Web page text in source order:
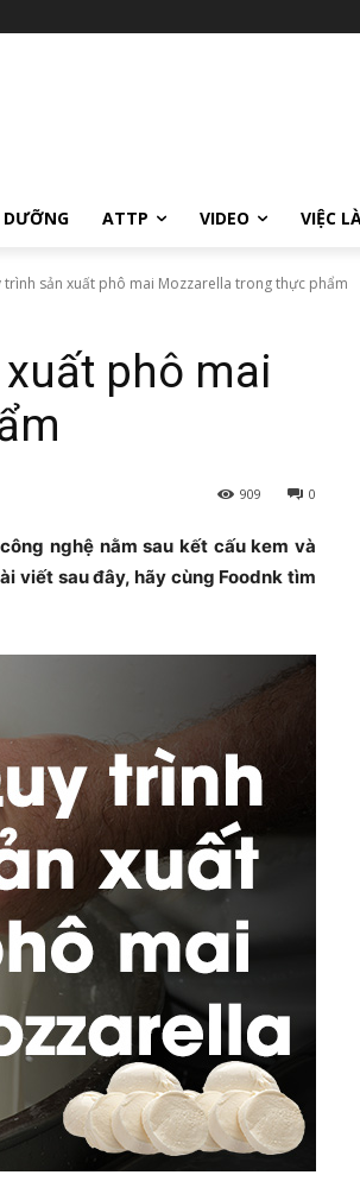
DƯỠNG ATTP VIDEO VIỆC
trình sản xuất phô mai Mozzarella trong thực phẩm
phô mai
0
909
nghệ nằm sau kết cấu kem và
viết sau đây, hãy cùng Foodnk tìm